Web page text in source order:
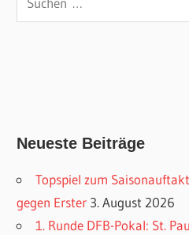
Neueste Beiträge
Topspiel zum
gegen Erster 3. August 2026
1. Runde DFB-Pokal: St.